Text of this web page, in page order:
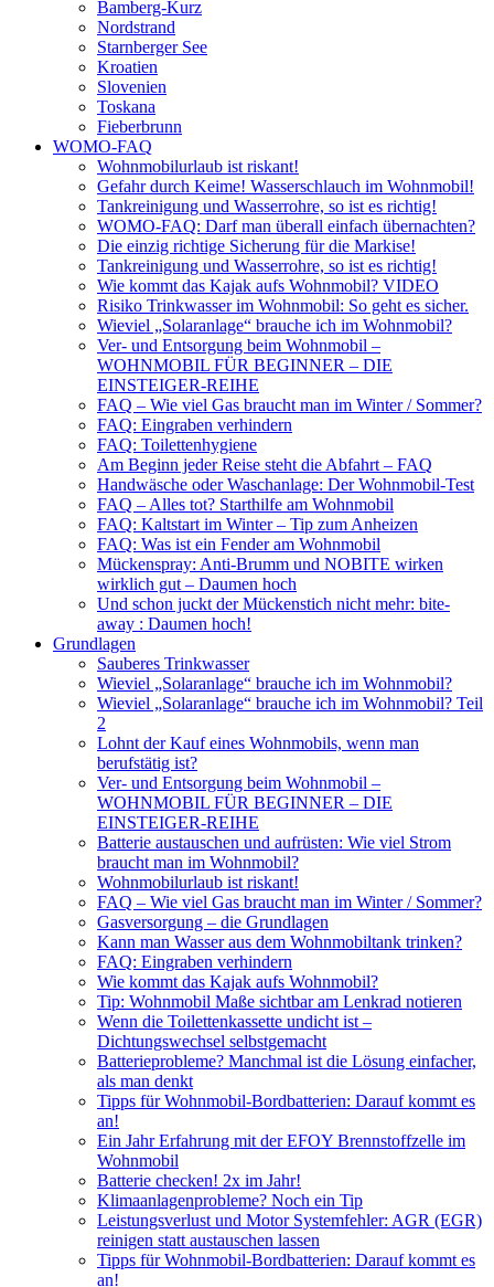
Bamberg-Kurz
Nordstrand
Starnberger See
Kroatien
Slovenien
Toskana
Fieberbrunn
WOMO-FAQ
Wohnmobilurlaub ist riskant!
Gefahr durch Keime! Wasserschlauch im Wohnmobil!
Tankreinigung und Wasserrohre, so ist es richtig!
WOMO-FAQ: Darf man überall einfach übernachten?
Die einzig richtige Sicherung für die Markise!
Tankreinigung und Wasserrohre, so ist es richtig!
Wie kommt das Kajak aufs Wohnmobil? VIDEO
Risiko Trinkwasser im Wohnmobil: So geht es sicher.
Wieviel „Solaranlage“ brauche ich im Wohnmobil?
Ver- und Entsorgung beim Wohnmobil –
WOHNMOBIL FÜR BEGINNER – DIE
EINSTEIGER-REIHE
FAQ – Wie viel Gas braucht man im Winter / Sommer?
FAQ: Eingraben verhindern
FAQ: Toilettenhygiene
Am Beginn jeder Reise steht die Abfahrt – FAQ
Handwäsche oder Waschanlage: Der Wohnmobil-Test
FAQ – Alles tot? Starthilfe am Wohnmobil
FAQ: Kaltstart im Winter – Tip zum Anheizen
FAQ: Was ist ein Fender am Wohnmobil
Mückenspray: Anti-Brumm und NOBITE wirken
wirklich gut – Daumen hoch
Und schon juckt der Mückenstich nicht mehr: bite-
away : Daumen hoch!
Grundlagen
Sauberes Trinkwasser
Wieviel „Solaranlage“ brauche ich im Wohnmobil?
Wieviel „Solaranlage“ brauche ich im Wohnmobil? Teil
2
Lohnt der Kauf eines Wohnmobils, wenn man
berufstätig ist?
Ver- und Entsorgung beim Wohnmobil –
WOHNMOBIL FÜR BEGINNER – DIE
EINSTEIGER-REIHE
Batterie austauschen und aufrüsten: Wie viel Strom
braucht man im Wohnmobil?
Wohnmobilurlaub ist riskant!
FAQ – Wie viel Gas braucht man im Winter / Sommer?
Gasversorgung – die Grundlagen
Kann man Wasser aus dem Wohnmobiltank trinken?
FAQ: Eingraben verhindern
Wie kommt das Kajak aufs Wohnmobil?
Tip: Wohnmobil Maße sichtbar am Lenkrad notieren
Wenn die Toilettenkassette undicht ist –
Dichtungswechsel selbstgemacht
Batterieprobleme? Manchmal ist die Lösung einfacher,
als man denkt
Tipps für Wohnmobil-Bordbatterien: Darauf kommt es
an!
Ein Jahr Erfahrung mit der EFOY Brennstoffzelle im
Wohnmobil
Batterie checken! 2x im Jahr!
Klimaanlagenprobleme? Noch ein Tip
Leistungsverlust und Motor Systemfehler: AGR (EGR)
reinigen statt austauschen lassen
Tipps für Wohnmobil-Bordbatterien: Darauf kommt es
an!